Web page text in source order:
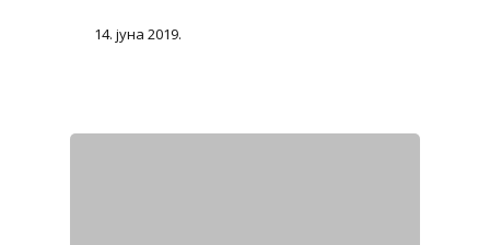
14. јуна 2019.